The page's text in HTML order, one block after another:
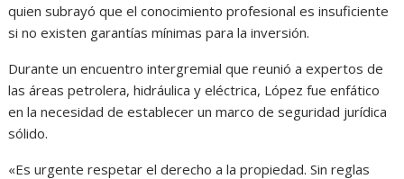
quien subrayó que el conocimiento profesional es insuficiente
si no existen garantías mínimas para la inversión.
Durante un encuentro intergremial que reunió a expertos de
las áreas petrolera, hidráulica y eléctrica, López fue enfático
en la necesidad de establecer un marco de seguridad jurídica
sólido.
«Es urgente respetar el derecho a la propiedad. Sin reglas